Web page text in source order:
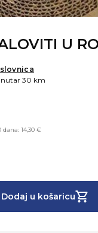
U
30 km
14,30 €
Dodaj u košaricu